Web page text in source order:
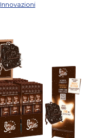
Innovazioni